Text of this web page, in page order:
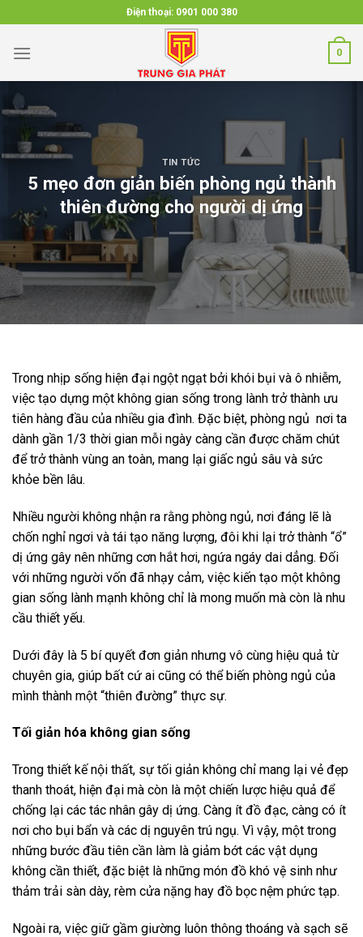
to
content
Điện thoại: 0901 000 380
0
TIN TỨC
5 mẹo đơn giản biến phòng ngủ thành
thiên đường cho người dị ứng
Trong nhịp sống hiện đại ngột ngạt bởi khói bụi và ô nhiễm,
việc tạo dựng một không gian sống trong lành trở thành ưu
tiên hàng đầu của nhiều gia đình. Đặc biệt, phòng ngủ nơi ta
dành gần 1/3 thời gian mỗi ngày càng cần được chăm chút
để trở thành vùng an toàn, mang lại giấc ngủ sâu và sức
khỏe bền lâu.
Nhiều người không nhận ra rằng phòng ngủ, nơi đáng lẽ là
chốn nghỉ ngơi và tái tạo năng lượng, đôi khi lại trở thành “ổ”
dị ứng gây nên những cơn hắt hơi, ngứa ngáy dai dẳng. Đối
với những người vốn đã nhạy cảm, việc kiến tạo một không
gian sống lành mạnh không chỉ là mong muốn mà còn là nhu
cầu thiết yếu.
Dưới đây là 5 bí quyết đơn giản nhưng vô cùng hiệu quả từ
chuyên gia, giúp bất cứ ai cũng có thể biến phòng ngủ của
mình thành một “thiên đường” thực sự.
Tối giản hóa không gian sống
Trong thiết kế nội thất, sự tối giản không chỉ mang lại vẻ đẹp
thanh thoát, hiện đại mà còn là một chiến lược hiệu quả để
chống lại các tác nhân gây dị ứng. Càng ít đồ đạc, càng có ít
nơi cho bụi bẩn và các dị nguyên trú ngụ. Vì vậy, một trong
những bước đầu tiên cần làm là giảm bớt các vật dụng
không cần thiết, đặc biệt là những món đồ khó vệ sinh như
thảm trải sàn dày, rèm cửa nặng hay đồ bọc nệm phức tạp.
Ngoài ra, việc giữ gầm giường luôn thông thoáng và sạch sẽ